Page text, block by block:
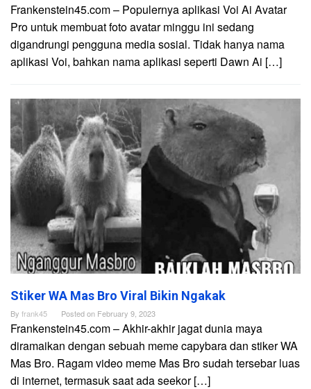
Frankenstein45.com – Populernya aplikasi Voi Ai Avatar
Pro untuk membuat foto avatar minggu ini sedang
digandrungi pengguna media sosial. Tidak hanya nama
aplikasi Voi, bahkan nama aplikasi seperti Dawn Ai […]
Stiker WA Mas Bro Viral Bikin Ngakak
By frank45 Posted on February 9, 2023
Frankenstein45.com – Akhir-akhir jagat dunia maya
diramaikan dengan sebuah meme capybara dan stiker WA
Mas Bro. Ragam video meme Mas Bro sudah tersebar luas
di internet, termasuk saat ada seekor […]